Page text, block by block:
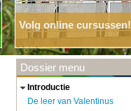
Volg online cursussen!
Dossier menu
introductie
De leer van Valentinus